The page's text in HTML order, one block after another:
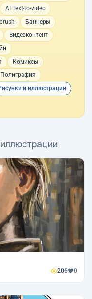
AI Text-to-video
Баннеры
Видеоконтент
Комиксы
Полиграфия
и иллюстрации
206 0